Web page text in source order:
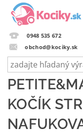
0948 535 672
obchod@kociky.sk
KOČÍK